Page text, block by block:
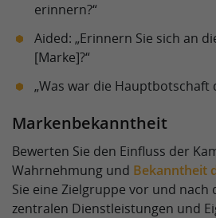
erinnern?“
Aided: „Erinnern Sie sich an
[Marke]?“
„Was war die Hauptbotschaft
Markenbekanntheit
Bewerten Sie den Einfluss der
Wahrnehmung und Bekanntheit
Sie eine Zielgruppe vor und nach
zentralen Dienstleistungen und